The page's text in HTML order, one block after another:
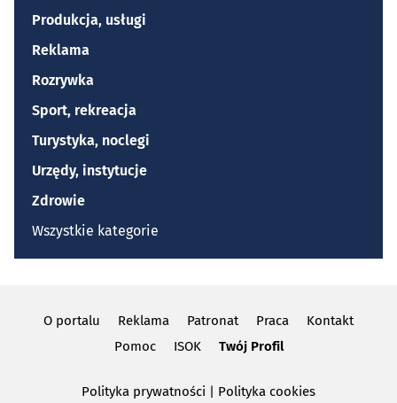
Produkcja, usługi
Reklama
Rozrywka
Sport, rekreacja
Turystyka, noclegi
Urzędy, instytucje
Zdrowie
Wszystkie kategorie
O portalu Reklama Patronat Praca
Kontakt
Pomoc
ISOK Twój Profil
Polityka prywatności | Polityka cookies